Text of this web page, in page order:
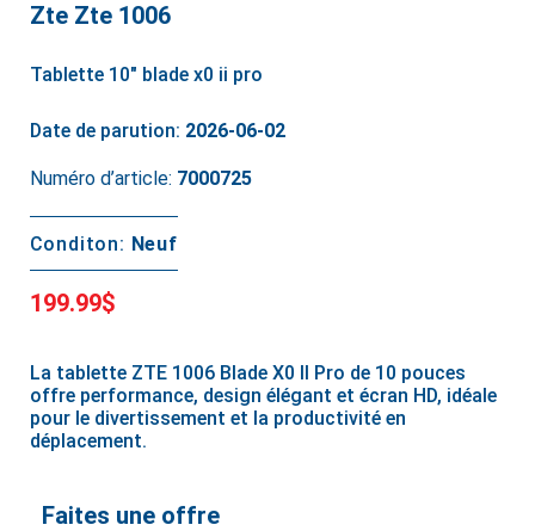
Zte Zte 1006
Tablette 10" blade x0 ii pro
Date de parution: 2026-06-02
Numéro d’article: 7000725
Conditon: Neuf
199.99$
La tablette ZTE 1006 Blade X0 II Pro de 10 pouces
offre performance, design élégant et écran HD, idéale
pour le divertissement et la productivité en
déplacement.
Faites une offre